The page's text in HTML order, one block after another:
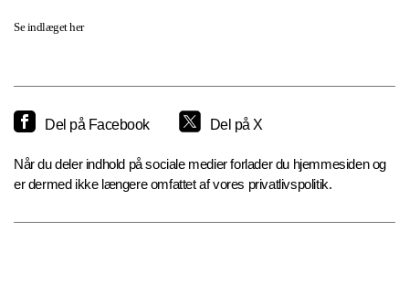
Se indlæget her
Del på Facebook Del på X
Når du deler indhold på sociale medier forlader du hjemmesiden og
er dermed ikke længere omfattet af vores privatlivspolitik.